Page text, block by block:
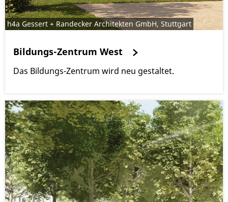
h4a Gessert + Randecker Architekten GmbH, Stuttgart
Bildungs-Zentrum West
Das Bildungs-Zentrum wird neu gestaltet.